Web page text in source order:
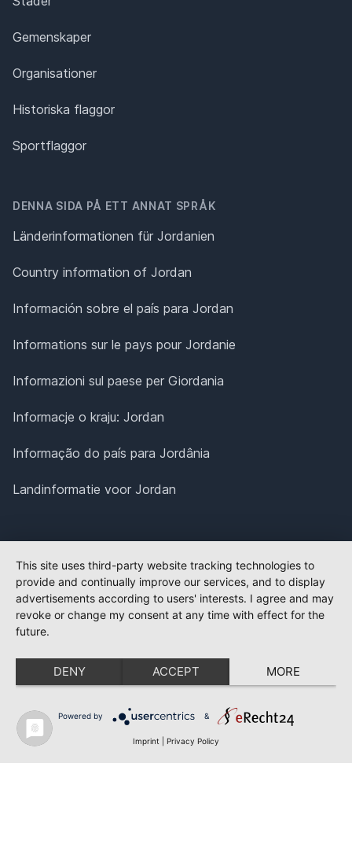
Gemenskaper
Organisationer
Historiska flaggor
Sportflaggor
DENNA SIDA PÅ ETT ANNAT SPRÅK
Länderinformationen für Jordanien
Country information of Jordan
Información sobre el país para Jordan
Informations sur le pays pour Jordanie
Informazioni sul paese per Giordania
Informacje o kraju: Jordan
Informação do país para Jordânia
Landinformatie voor Jordan
This site uses third-party website tracking technologies to
provide and continually improve our services, and to display
advertisements according to users' interests. I agree and may
revoke or change my consent at any time with effect for the
future.
DENY ACCEPT MORE
Powered by &
Imprint Privacy Policy